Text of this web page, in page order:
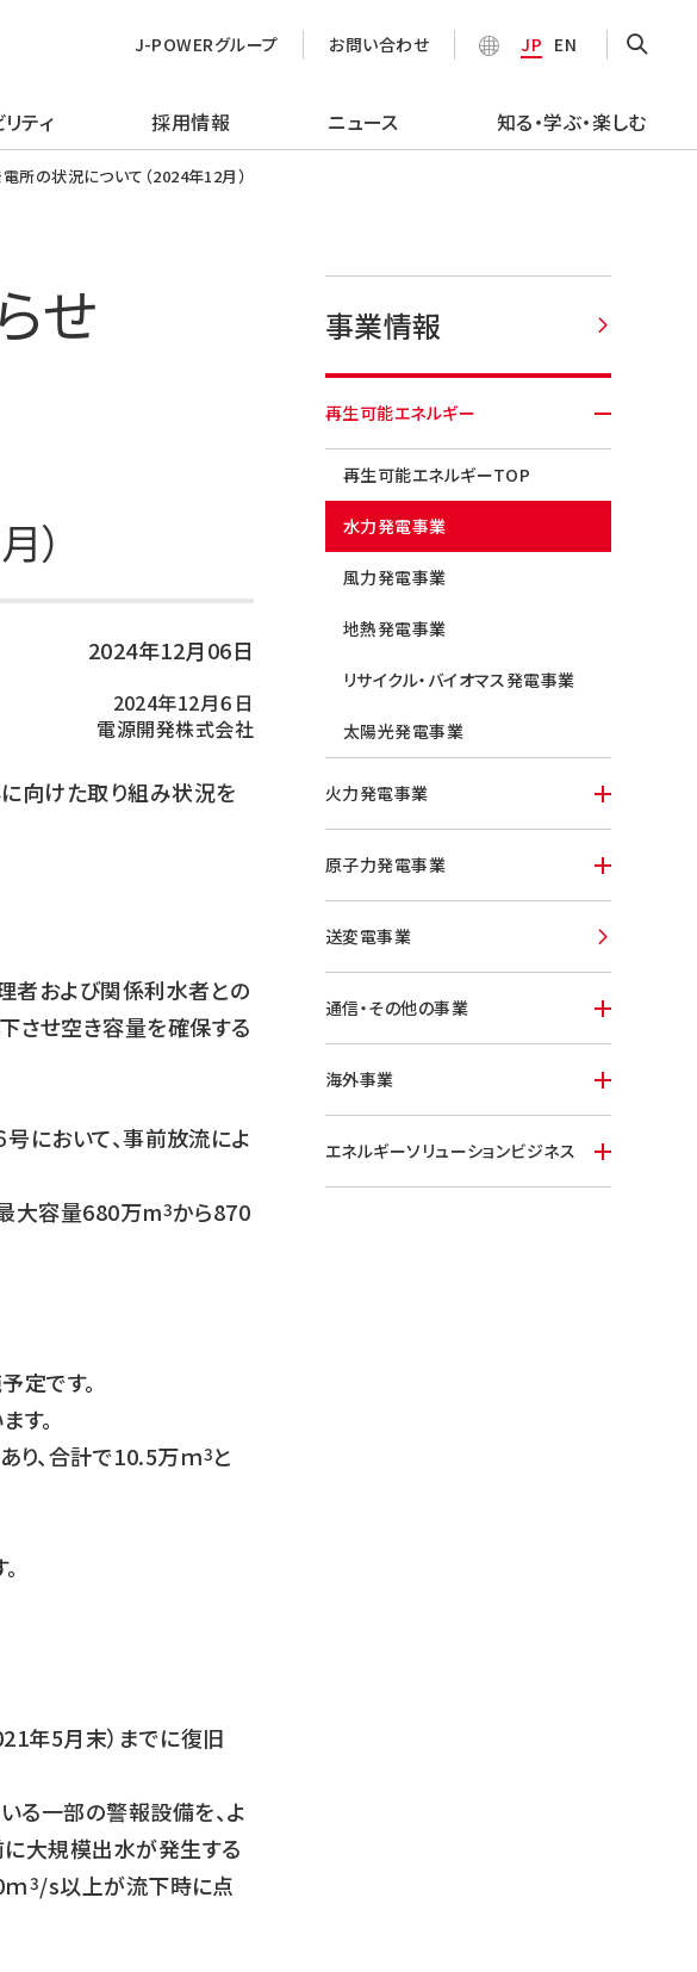
ティ 採用情報 ニュース 知る・学ぶ・楽しむ
J-POWERグループ お問い合わせ JP EN
所の状況について（2024年12月）
せ
）
2024年12月06日
2024年12月６日
電源開発株式会社
向けた取り組み状況を
者および関係利水者との
させ空き容量を確保する
において、事前放流によ
大容量680万m3から870
定です。
す。
り、合計で10.5万ｍ3と
年5月末）までに復旧
る一部の警報設備を、よ
に大規模出水が発生する
ｍ3/s以上が流下時に点
事業情報
再生可能エネルギー
再生可能エネルギーTOP
水力発電事業
風力発電事業
地熱発電事業
リサイクル・バイオマス発電事業
太陽光発電事業
火力発電事業
原子力発電事業
送変電事業
通信・その他の事業
海外事業
エネルギーソリューションビジネス